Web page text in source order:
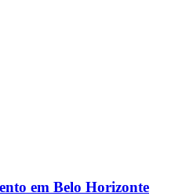
em Belo Horizonte